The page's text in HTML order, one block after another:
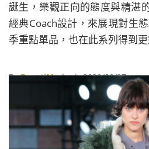
誕生，樂觀正向的態度與精湛
經典Coach設計，來展現對生
季重點單品，也在此系列得到
ByBeautiMode| 2020/09/27